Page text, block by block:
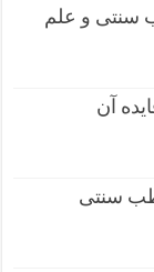
سنتی و علم
آن
سنتی